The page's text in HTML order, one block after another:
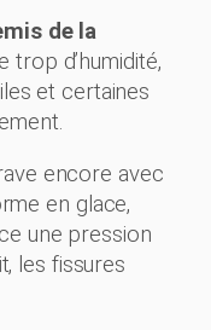
de la
trop d’humidité,
et certaines
encore avec
en glace,
une pression
les fissures